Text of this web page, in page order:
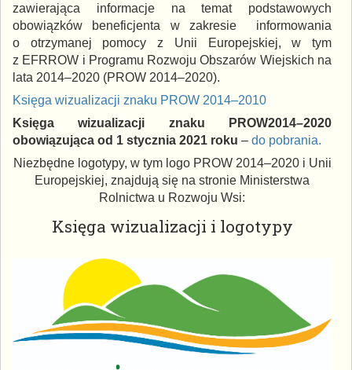
zawierająca informacje na temat podstawowych
obowiązków beneficjenta w zakresie informowania
o otrzymanej pomocy z Unii Europejskiej, w tym
z EFRROW i Programu Rozwoju Obszarów Wiejskich na
lata 2014–2020 (PROW 2014–2020).
Księga wizualizacji znaku PROW 2014–2010
Księga wizualizacji znaku PROW2014–2020
obowiązująca od 1 stycznia 2021 roku – do pobrania.
Niezbędne logotypy, w tym logo PROW 2014–2020 i Unii
Europejskiej, znajdują się na stronie Ministerstwa
Rolnictwa u Rozwoju Wsi:
Księga wizualizacji i logotypy